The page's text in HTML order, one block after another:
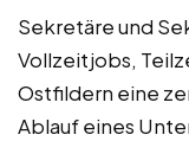
Sekretäre und
Vollzeitjobs,
Ostfildern eine
Ablauf eines